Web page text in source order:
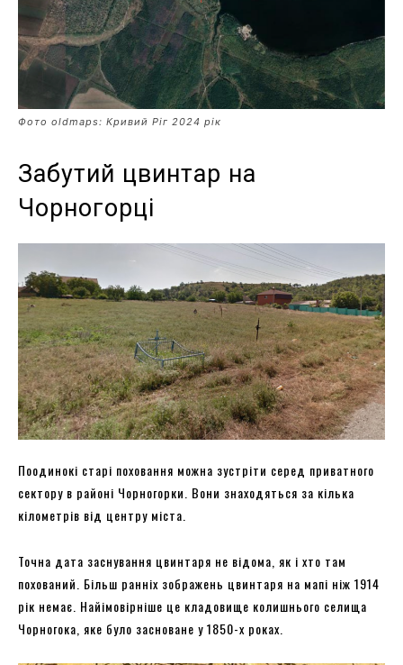
Фото oldmaps: Кривий Ріг 2024 рік
Забутий цвинтар на
Чорногорці
Поодинокі старі поховання можна зустріти серед приватного
сектору в районі Чорногорки. Вони знаходяться за кілька
кілометрів від центру міста.
Точна дата заснування цвинтаря не відома, як і хто там
похований. Більш ранніх зображень цвинтаря на мапі ніж 1914
рік немає. Найімовірніше це кладовище колишнього селища
Чорногока, яке було засноване у 1850-х роках.